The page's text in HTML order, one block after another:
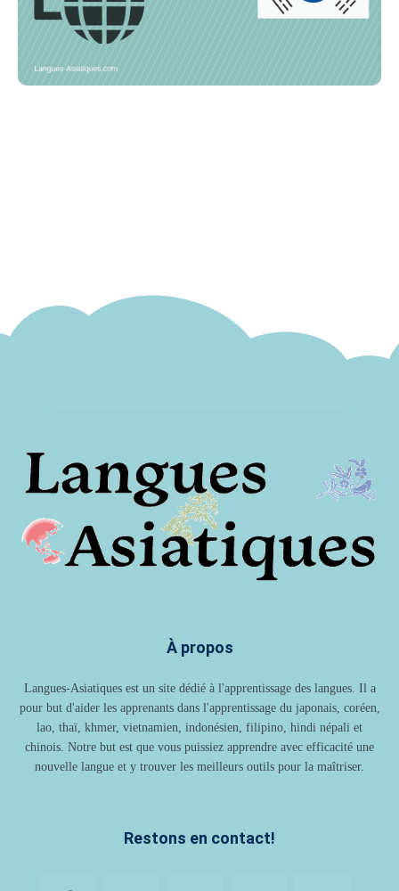
À propos
Langues-Asiatiques est un site dédié à l'apprentissage des langues. Il a
pour but d'aider les apprenants dans l'apprentissage du japonais, coréen,
lao, thaï, khmer, vietnamien, indonésien, filipino, hindi népali et
chinois. Notre but est que vous puissiez apprendre avec efficacité une
nouvelle langue et y trouver les meilleurs outils pour la maîtriser.
Restons en contact!